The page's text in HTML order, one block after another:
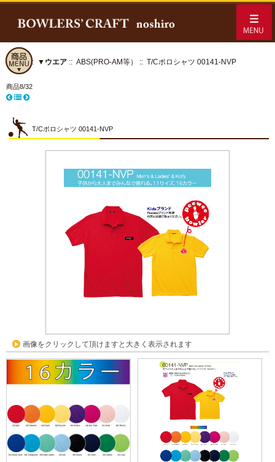
ホーム:: ▼ウエア :: ABS(PRO-AM等） :: T/Cポロシャツ 00141-NVP
商品8/32
T/Cポロシャツ 00141-NVP
画像をクリックして頂けますと大きく表示されます